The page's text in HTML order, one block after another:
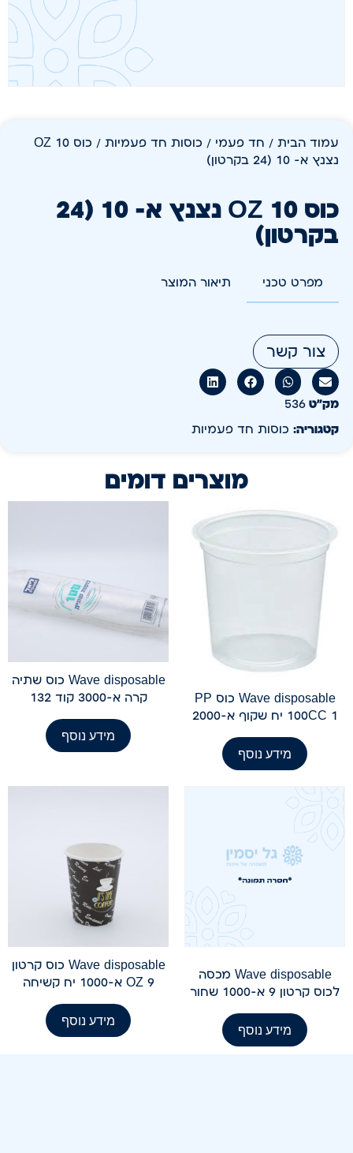
עמוד הבית / חד פעמי / כוסות חד פעמיות
/ כוס 10 OZ
נצנץ א- 10 (24 בקרטון)
כוס 10 OZ נצנץ א- 10 (24
בקרטון)
מפרט טכני תיאור המוצר
צור קשר
מק״ט 536
קטגוריה: כוסות חד פעמיות
מוצרים דומים
Wave disposable כוס PP
100CC 1 יח שקוף א-2000
מידע נוסף
Wave disposable כוס שתיה
קרה א-3000 קוד 132
מידע נוסף
Wave disposable מכסה
לכוס קרטון 9 א-1000 שחור
מידע נוסף
Wave disposable כוס קרטון
OZ 9 א-1000 יח קשיחה
מידע נוסף